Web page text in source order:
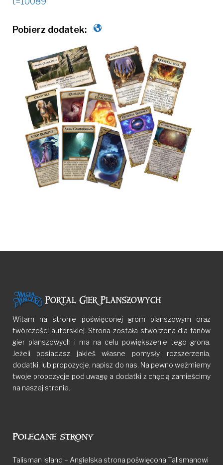
Witam na stronie poświęconej grom planszowym oraz
twórczości autorskiej. Strona została stworzona dla fanów
gier planszowych i ma na celu powiększenie tego grona.
Jeżeli posiadasz jakieś własne pomysły, rozszerzenia,
dodatki, lub propozycje, napisz do nas. Na pewno weźmiemy
twoje propozycje pod uwagę a dodatki z chęcią zamieścimy
na naszej stronie.
Polecane strony
Talisman Island – Angielska strona poświęcona Talismanowi